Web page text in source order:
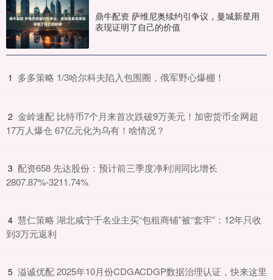
鼎牛配资 萨维尼奥续约引争议，曼城新星用
表现证明了自己的价值
1 ​多多策略 1/3哈尔科夫陷入包围圈，俄军野心爆棚！
2 ​金岭速配 比特币7个月来首次跌破9万美元！加密货币全网超
17万人爆仓 67亿元化为乌有！啥情况？
3 ​配资658 先达股份：预计前三季度净利润同比增长
2807.87%-3211.74%
4 ​慧仁策略 湖北咸宁千名业主买“包租商铺”被“套牢”：12年只收
到3万元返利
5 ​溢诚优配 2025年10月份CDGACDGP数据治理认证，快来这里